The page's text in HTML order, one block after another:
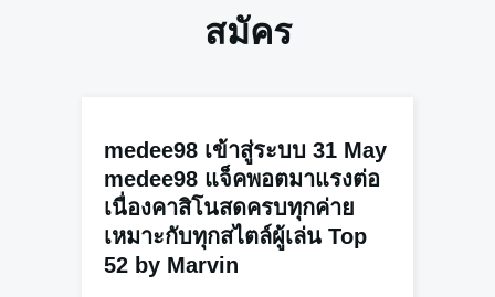
สมัคร
medee98 เข้าสู่ระบบ 31 May
medee98 แจ็คพอตมาแรงต่อ
เนื่องคาสิโนสดครบทุกค่าย
เหมาะกับทุกสไตล์ผู้เล่น Top
52 by Marvin